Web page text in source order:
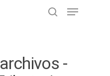
buscar o ESC -